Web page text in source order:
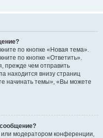
по кнопке «Новая тема».
по кнопке «Ответить».
прежде чем отправить
находится внизу страниц
начинать темы», «Вы можете
модератором конференции,